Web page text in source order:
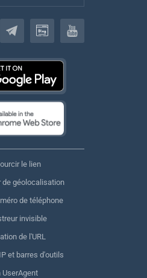
le lien
de géolocalisation
de téléphone
invisible
de l'URL
et barres d'outils
UserAgent